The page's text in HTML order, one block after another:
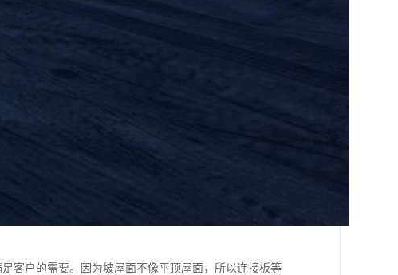
客户的需要。因为坡屋面不像平顶屋面，所以连接板等